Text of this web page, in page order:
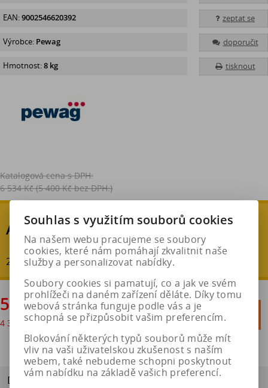
zeptat se
doporučit
tisknout
EAN:9002546620392
Výrobce: Pewag
Hmotnost:8 kg
Katalogová cena s DPH:
6 534 Kč (5 400 Kč bez DPH:)
AKČNÍ SLEVA
20 % - ušetříte : 1 307 Kč
5 227 Kč
4 320 Kčbez DPH


Do košíku
Dotaz na výrobek
Souhlas s využitím souborů cookies
Na našem webu pracujeme se soubory
cookies, které nám pomáhají zkvalitnit naše
služby a personalizovat nabídky.
Soubory cookies si pamatují, co a jak ve svém
prohlížeči na daném zařízení děláte. Díky tomu
webová stránka funguje podle vás a je
schopná se přizpůsobit vašim preferencím.
Blokování některých typů souborů může mít
vliv na vaši uživatelskou zkušenost s naším
webem, také nebudeme schopni poskytnout
vám nabídku na základě vašich preferencí.